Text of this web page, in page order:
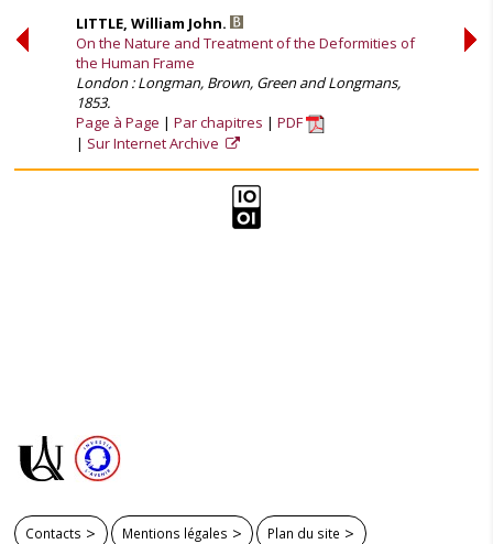
LITTLE, William John.
On the Nature and Treatment of the Deformities of
the Human Frame
London : Longman, Brown, Green and Longmans,
1853.
Page à Page
Par chapitres
PDF
Sur Internet Archive
Contacts Mentions légales Plan du site